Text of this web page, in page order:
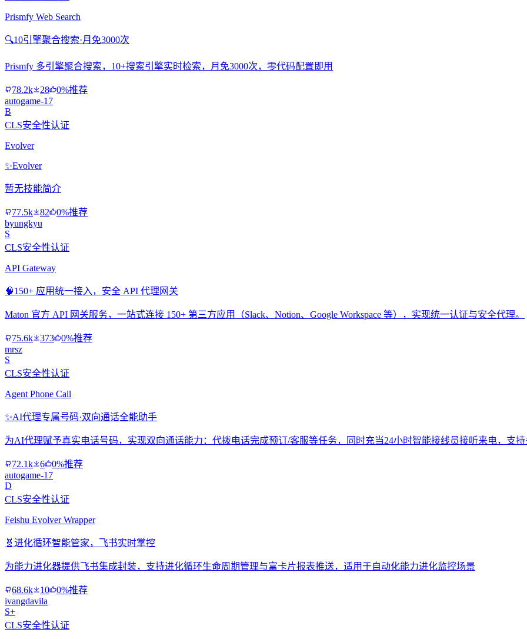
Prismfy Web Search
🔍10引擎聚合搜索·月免3000次
Prismfy 多引擎聚合搜索，10+搜索引擎实时检索，月免3000次，零代码配置即用
78.2k 28
0%推荐
autogame-17
B
CLS安全性认证
Evolver
✨Evolver
暂无技能简介
77.5k 82
0%推荐
byungkyu
S
CLS安全性认证
API Gateway
🧠150+ 应用统一接入，安全 API 代理网关
Maton 官方 API 网关服务，一站式连接 150+ 第三方应用（Slack、Notion、Google Workspace 等），实现统一认证与安全代理。
75.6k 373
0%推荐
mrsz
S
CLS安全性认证
Agent Phone Call
✨AI代理专属号码·双向通话全能助手
为AI代理赋予真实电话号码，实现双向通话能力：代拨电话完成预订/客服等任务，同时充当24小时智能接线员接听来电，支持
72.1k 6
0%推荐
autogame-17
D
CLS安全性认证
Feishu Evolver Wrapper
🧬 进化循环智能管家，飞书实时掌控
为能力进化器提供飞书集成封装，支持进化循环生命周期管理与富卡片报表推送，适用于自动化能力进化监控场景
68.6k 10
0%推荐
ivangdavila
S+
CLS安全性认证